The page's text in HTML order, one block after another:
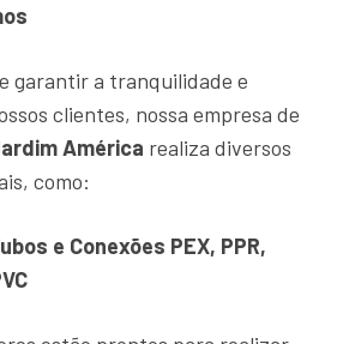
garantir a tranquilidade e
clientes, nossa empresa de
América realiza diversos
como:
e Conexões PEX, PPR,